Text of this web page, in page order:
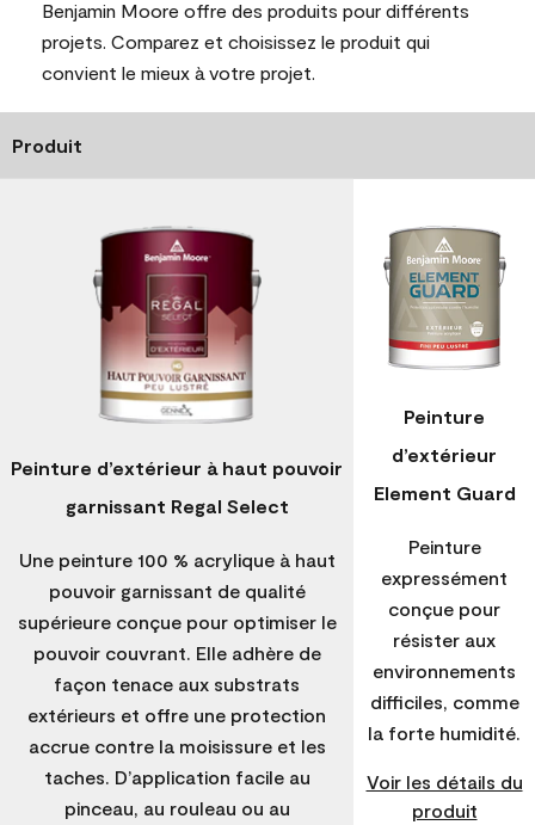
Benjamin Moore offre des produits pour différents
projets. Comparez et choisissez le produit qui
convient le mieux à votre projet.
Produit
Peinture d’extérieur à haut pouvoir
garnissant Regal Select
Une peinture 100 % acrylique à haut
pouvoir garnissant de qualité
supérieure conçue pour optimiser le
pouvoir couvrant. Elle adhère de
façon tenace aux substrats
extérieurs et offre une protection
accrue contre la moisissure et les
taches. D’application facile au
pinceau, au rouleau ou au
Peinture
d’extérieur
Element Guard
Peinture
expressément
conçue pour
résister aux
environnements
difficiles, comme
la forte humidité.
Voir les détails du
produit